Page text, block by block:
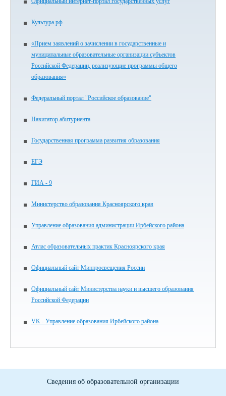
Культура.рф
«Прием заявлений о зачислении в государственные и
муниципальные образовательные организации субъектов
Российской Федерации, реализующие программы общего
образования»
Федеральный портал "Российское образование"
Навигатор абитуриента
Государственная программа развития образования
ЕГЭ
ГИА - 9
Министерство образования Красноярского края
Управление образования администрации Ирбейского района
Атлас образовательных практик Красноярского края
Официальный сайт Минпросвещения России
Официальный сайт Министерства науки и высшего образования
Российской Федерации
VK - Управление образования Ирбейского района
Сведения об образовательной организации